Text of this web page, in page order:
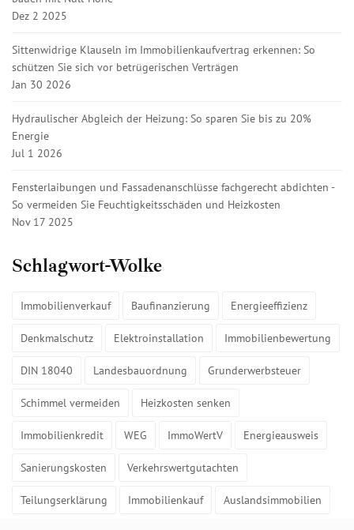
Dez 2 2025
Sittenwidrige Klauseln im Immobilienkaufvertrag erkennen: So
schützen Sie sich vor betrügerischen Verträgen
Jan 30 2026
Hydraulischer Abgleich der Heizung: So sparen Sie bis zu 20%
Energie
Jul 1 2026
Fensterlaibungen und Fassadenanschlüsse fachgerecht abdichten -
So vermeiden Sie Feuchtigkeitsschäden und Heizkosten
Nov 17 2025
Schlagwort-Wolke
Immobilienverkauf Baufinanzierung Energieeffizienz
Denkmalschutz Elektroinstallation Immobilienbewertung
DIN 18040 Landesbauordnung Grunderwerbsteuer
Schimmel vermeiden Heizkosten senken
Immobilienkredit WEG ImmoWertV Energieausweis
Sanierungskosten Verkehrswertgutachten
Teilungserklärung Immobilienkauf Auslandsimmobilien